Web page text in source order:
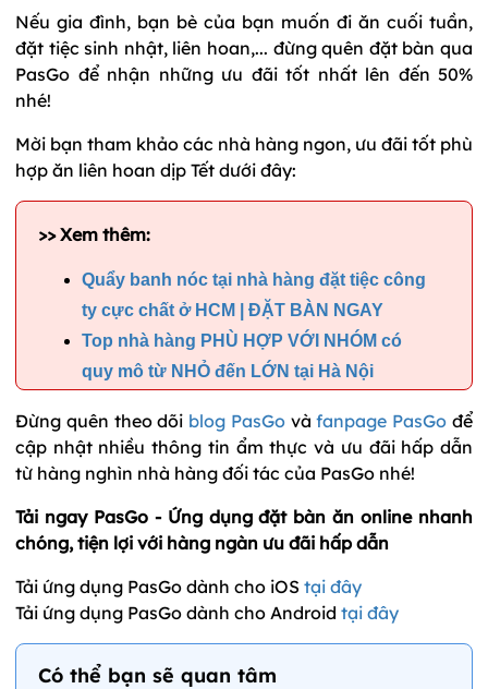
Nếu gia đình, bạn bè của bạn muốn đi ăn cuối tuần,
đặt tiệc sinh nhật, liên hoan,... đừng quên đặt bàn qua
PasGo để nhận những ưu đãi tốt nhất lên đến 50%
nhé!
Mời bạn tham khảo các nhà hàng ngon, ưu đãi tốt phù
hợp ăn liên hoan dịp Tết dưới đây:
>> Xem thêm:
Quẩy banh nóc tại nhà hàng đặt tiệc công
ty cực chất ở HCM | ĐẶT BÀN NGAY
Top nhà hàng PHÙ HỢP VỚI NHÓM có
quy mô từ NHỎ đến LỚN tại Hà Nội
Đừng quên theo dõi blog PasGovàfanpage PasGo để
cập nhật nhiều thông tin ẩm thực và ưu đãi hấp dẫn
từ hàng nghìn nhà hàng đối tác của PasGo nhé!
Tải ngay PasGo - Ứng dụng đặt bàn ăn online nhanh
chóng, tiện lợi với hàng ngàn ưu đãi hấp dẫn
Tải ứng dụng PasGo dành cho iOS tại đây
Tải ứng dụng PasGo dành cho Android tại đây
Có thể bạn sẽ quan tâm